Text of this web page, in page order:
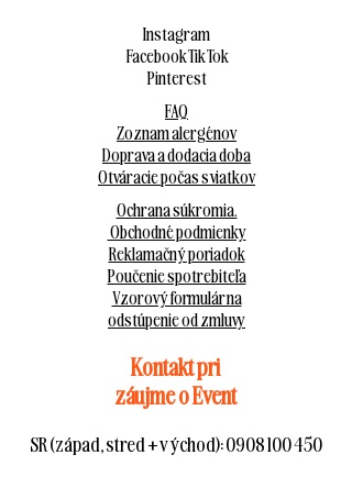
Instagram
FacebookTik Tok
Pinterest
FAQ
Zoznam alergénov
Doprava a dodacia doba
Otváracie počas sviatkov
Ochrana súkromia.
Obchodné podmienky
Reklamačný poriadok
Poučenie spotrebiteľa
Vzorový formulár na
odstúpenie od zmluvy
Kontakt pri
záujme o Event
SR (západ, stred + východ):0908 100 450